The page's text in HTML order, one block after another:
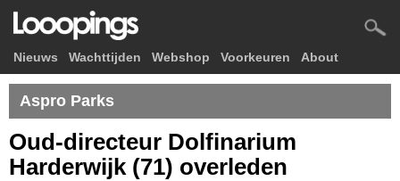
Nieuws Wachttijden Webshop Voorkeuren About
Aspro Parks
Oud-directeur Dolfinarium
Harderwijk (71) overleden